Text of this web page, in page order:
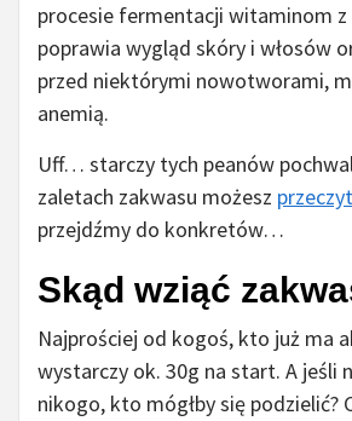
procesie fermentacji witaminom z
poprawia wygląd skóry i włosów
przed niektórymi nowotworami,
anemią.
Uff… starczy tych peanów
zaletach zakwasu możesz
przejdźmy do konkretów…
Skąd wziąć
Najprościej od kogoś, kto już ma
wystarczy ok. 30g na start. A jeśli
nikogo, kto mógłby się podzielić?